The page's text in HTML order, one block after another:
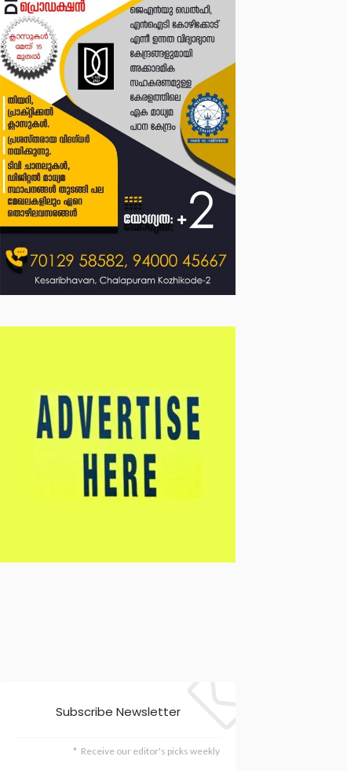
Subscribe Newsletter
Receive our editor's picks weekly